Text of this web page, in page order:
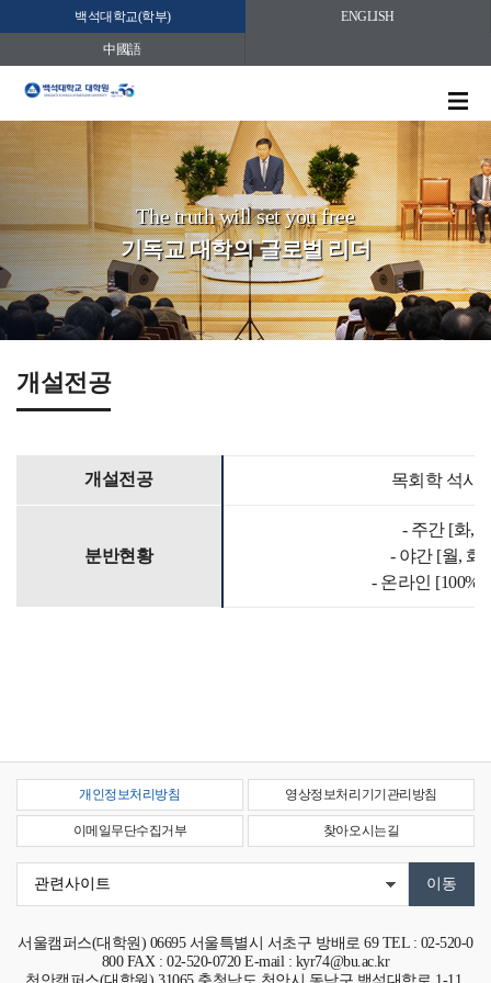
백석대학교(학부) ENGLISH
中國語
The truth will set you free
기독교 대학의 글로벌 리더
개설전공
개설전공 목회학 석사
분반현황
- 주간 [화,
- 야간 [월, 화
- 온라인 [100%
개인정보처리방침 영상정보처리기기관리방침
이메일무단수집거부 찾아오시는길
서울캠퍼스(대학원) 06695 서울특별시 서초구 방배로 69 TEL : 02-520-0
800 FAX : 02-520-0720 E-mail : kyr74@bu.ac.kr